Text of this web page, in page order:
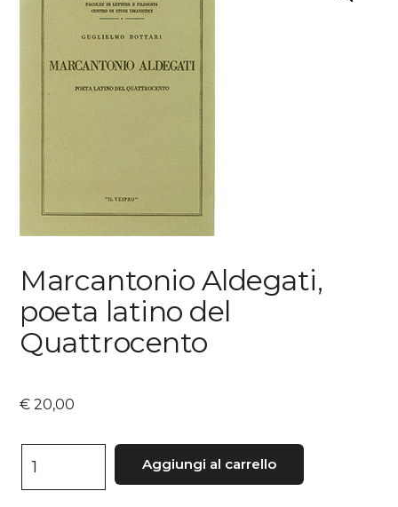
Marcantonio Aldegati,
poeta latino del
Quattrocento
€ 20,00
Marcantonio
Aldegati,
Aggiungi al carrello